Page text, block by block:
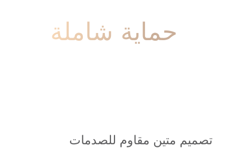
حماية شاملة
تصميم متين مقاوم للصدمات